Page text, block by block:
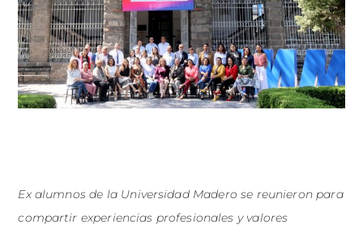
Ex alumnos de la Universidad Madero se reunieron para
compartir experiencias profesionales y valores